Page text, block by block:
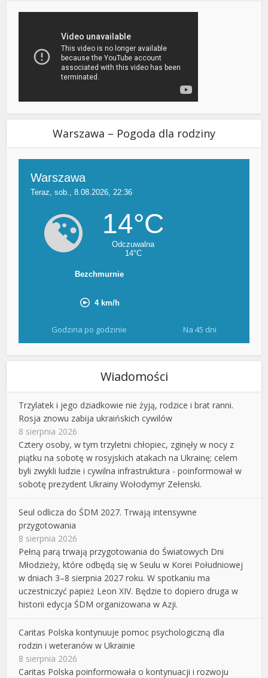
Warszawa – Pogoda dla rodziny
Godzina po godzinie Na 45 dni
Wiadomości
Trzylatek i jego dziadkowie nie żyją, rodzice i brat ranni.
Rosja znowu zabija ukraińskich cywilów
8 sierpnia 2026
Cztery osoby, w tym trzyletni chłopiec, zginęły w nocy z
piątku na sobotę w rosyjskich atakach na Ukrainę; celem
byli zwykli ludzie i cywilna infrastruktura - poinformował w
sobotę prezydent Ukrainy Wołodymyr Zełenski.
Seul odlicza do ŚDM 2027. Trwają intensywne
przygotowania
8 sierpnia 2026
Pełną parą trwają przygotowania do Światowych Dni
Młodzieży, które odbędą się w Seulu w Korei Południowej
w dniach 3–8 sierpnia 2027 roku. W spotkaniu ma
uczestniczyć papież Leon XIV. Będzie to dopiero druga w
historii edycja ŚDM organizowana w Azji.
Caritas Polska kontynuuje pomoc psychologiczną dla
rodzin i weteranów w Ukrainie
8 sierpnia 2026
Caritas Polska poinformowała o kontynuacji i rozwoju